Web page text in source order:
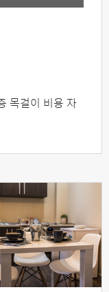
목걸이 비용 자